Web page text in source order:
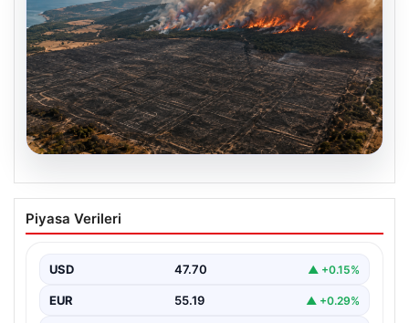
07.08.2026
Yaklaşık 758 futbol sahası
büyüklüğünde… Çanakkale’de 2 ayda
alan zarar gördü
Piyasa Verileri
USD 47.70 ▲ +0.15%
EUR 55.19 ▲ +0.29%